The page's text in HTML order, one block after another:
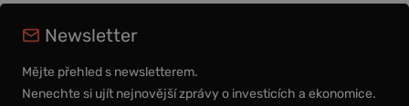
Newsletter
Mějte přehled s newsletterem.
Nenechte si ujít nejnovější zprávy o investicích a ekonomice.